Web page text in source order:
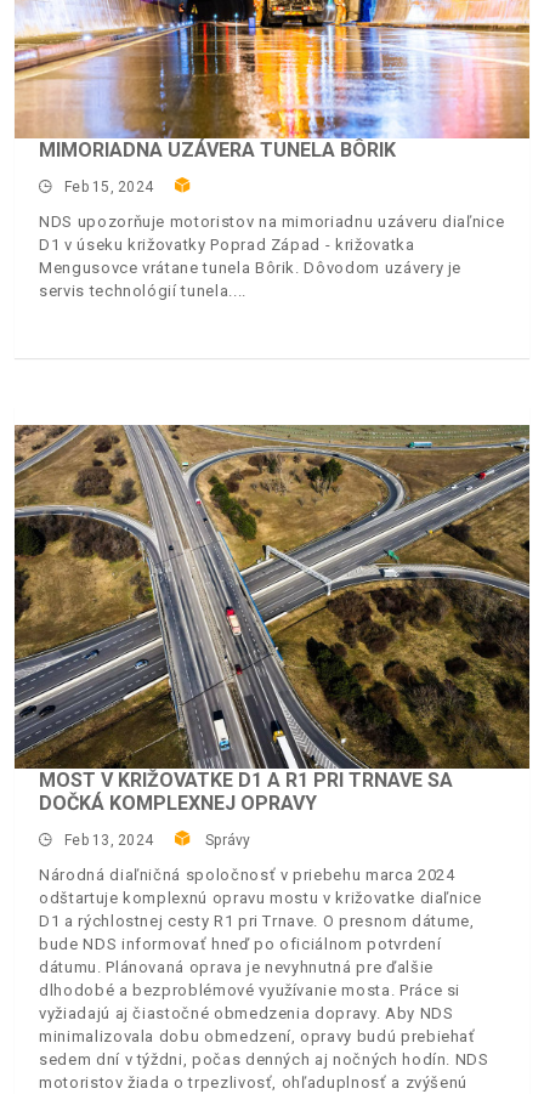
MIMORIADNA UZÁVERA TUNELA BÔRIK
Feb 15, 2024
NDS upozorňuje motoristov na mimoriadnu uzáveru diaľnice
D1 v úseku križovatky Poprad Západ - križovatka
Mengusovce vrátane tunela Bôrik. Dôvodom uzávery je
servis technológií tunela.
MOST V KRIŽOVATKE D1 A R1 PRI TRNAVE SA
DOČKÁ KOMPLEXNEJ OPRAVY
Feb 13, 2024 Správy
Národná diaľničná spoločnosť v priebehu marca 2024
odštartuje komplexnú opravu mostu v križovatke diaľnice
D1 a rýchlostnej cesty R1 pri Trnave. O presnom dátume,
bude NDS informovať hneď po oficiálnom potvrdení
dátumu. Plánovaná oprava je nevyhnutná pre ďalšie
dlhodobé a bezproblémové využívanie mosta. Práce si
vyžiadajú aj čiastočné obmedzenia dopravy. Aby NDS
minimalizovala dobu obmedzení, opravy budú prebiehať
sedem dní v týždni, počas denných aj nočných hodín. NDS
motoristov žiada o trpezlivosť, ohľaduplnosť a zvýšenú